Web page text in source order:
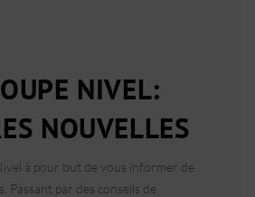
NIVEL:
NOUVELLES
à pour but de vous informer de
Passant par des conseils de